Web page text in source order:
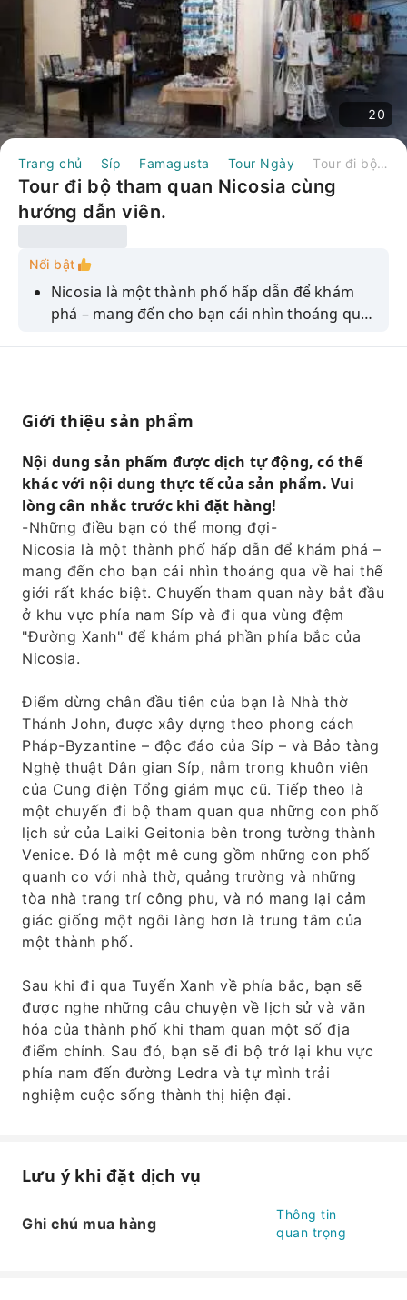
20
Trang chủ Síp Famagusta Tour Ngày Tour đi bộ tham quan Nicosia cùng hướng dẫn viên.
Tour đi bộ tham quan Nicosia cùng
hướng dẫn viên.
Nổi bật
Nicosia là một thành phố hấp dẫn để khám
phá – mang đến cho bạn cái nhìn thoáng qua
đầu tiên của bạn là Nhà thờ Thánh John, được
độc đáo của Síp – và Bảo tàng Nghệ thuật Dân
gian Síp, nằm trong khuôn viên của Cung điện
Tổng giám mục cũ. Tiếp theo là một chuyến đi
bộ tham quan qua những con phố lịch sử của
Laiki Geitonia bên trong bức tường thành
Venice. Đó là một mê cung gồm những con
phố quanh co với nhà thờ, quảng trường và
những tòa nhà trang trí công phu, và nó
mang lại cảm giác giống như một ngôi làng
hơn là trung tâm của một thành phố. Sau khi
được nghe những câu chuyện về lịch sử và
văn hóa của thành phố khi bạn tham quan
một số địa điểm chính. Sau đó, bạn sẽ đi bộ
trở lại khu vực phía nam đến phố Ledra và tự
mình trải nghiệm cuộc sống thành phố hiện
đại.
Giới thiệu sản phẩm
Nội dung sản phẩm được dịch tự động, có thể
khác với nội dung thực tế của sản phẩm. Vui
lòng cân nhắc trước khi đặt hàng!
-Những điều bạn có thể mong đợi-
Nicosia là một thành phố hấp dẫn để khám phá –
mang đến cho bạn cái nhìn thoáng qua về hai thế
giới rất khác biệt. Chuyến tham quan này bắt đầu
ở khu vực phía nam Síp và đi qua vùng đệm
"Đường Xanh" để khám phá phần phía bắc của
Nicosia.
Điểm dừng chân đầu tiên của bạn là Nhà thờ
Thánh John, được xây dựng theo phong cách
Pháp-Byzantine – độc đáo của Síp – và Bảo tàng
Nghệ thuật Dân gian Síp, nằm trong khuôn viên
của Cung điện Tổng giám mục cũ. Tiếp theo là
một chuyến đi bộ tham quan qua những con phố
lịch sử của Laiki Geitonia bên trong tường thành
Venice. Đó là một mê cung gồm những con phố
quanh co với nhà thờ, quảng trường và những
tòa nhà trang trí công phu, và nó mang lại cảm
giác giống một ngôi làng hơn là trung tâm của
một thành phố.
Sau khi đi qua Tuyến Xanh về phía bắc, bạn sẽ
được nghe những câu chuyện về lịch sử và văn
hóa của thành phố khi tham quan một số địa
điểm chính. Sau đó, bạn sẽ đi bộ trở lại khu vực
phía nam đến đường Ledra và tự mình trải
nghiệm cuộc sống thành thị hiện đại.
Lưu ý khi đặt dịch vụ
Ghi chú mua hàng
Thông tin
quan trọng